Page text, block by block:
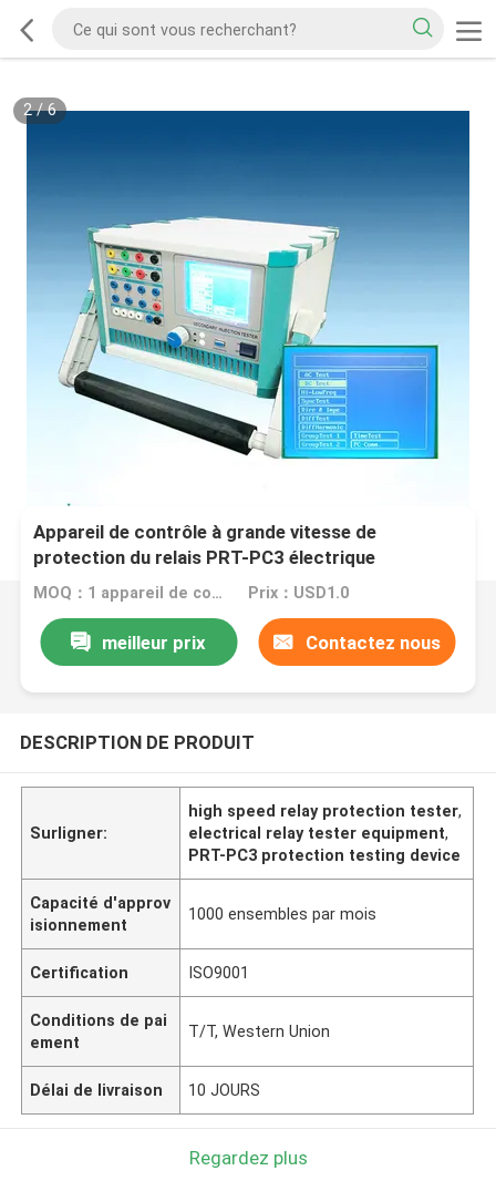
2/6
Appareil de contrôle à grande vitesse de
protection du relais PRT-PC3 électrique
MOQ：1 appareil de contrôle réglé de relais Prix：USD1.0
meilleur prix Contactez nous
DESCRIPTION DE PRODUIT
Surligner:
high speed relay protection tester,
electrical relay tester equipment,
PRT-PC3 protection testing device
Capacité d'approv
isionnement
1000 ensembles par mois
Certification ISO9001
Conditions de pai
ement
T/T, Western Union
Délai de livraison 10 JOURS
Regardez plus